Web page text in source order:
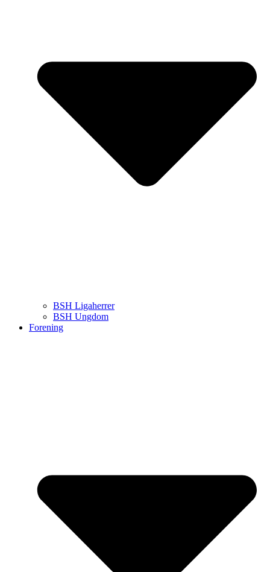
BSH Ligaherrer
BSH Ungdom
Forening